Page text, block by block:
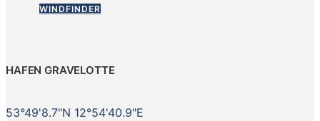
WINDFINDER
HAFEN GRAVELOTTE
53°49'8.7"N 12°54'40.9"E